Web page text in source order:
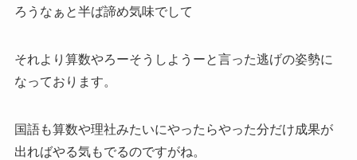
ろうなぁと半ば諦め気味でして
それより算数やろーそうしようーと言った逃げの姿勢に
なっております。
国語も算数や理社みたいにやったらやった分だけ成果が
出ればやる気もでるのですがね。